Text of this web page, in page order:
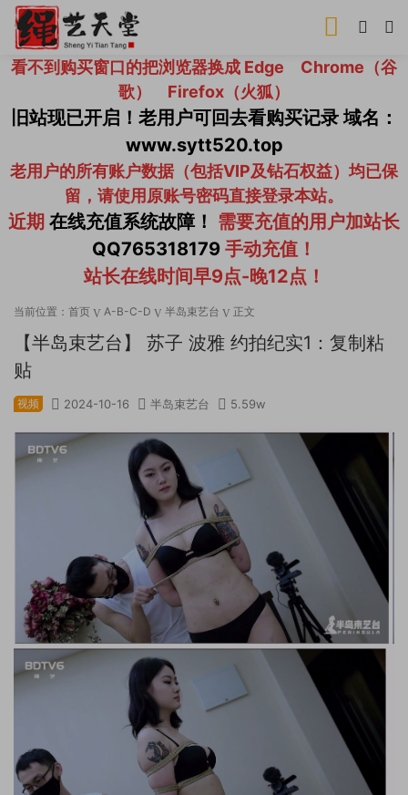
看不到购买窗口的把浏览器换成 Edge Chrome（谷
歌） Firefox（火狐）
旧站现已开启！老用户可回去看购买记录 域名：
www.sytt520.top
老用户的所有账户数据（包括VIP及钻石权益）均已保
留，请使用原账号密码直接登录本站。
近期 在线充值系统故障！ 需要充值的用户加站长
QQ765318179 手动充值！
站长在线时间早9点-晚12点！
当前位置： 首页 A-B-C-D 半岛束艺台 正文
【半岛束艺台】 苏子 波雅 约拍纪实1：复制粘
贴
视频 2024-10-16 半岛束艺台 5.59w